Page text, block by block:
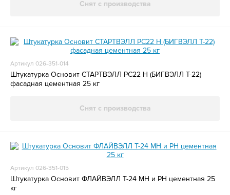
Снят с производства
Артикул 026-351-014
Штукатурка Основит СТАРТВЭЛЛ РС22 H (БИГВЭЛЛ Т-22)
фасадная цементная 25 кг
Снят с производства
Артикул 026-351-015
Штукатурка Основит ФЛАЙВЭЛЛ Т-24 МН и РН цементная 25
кг